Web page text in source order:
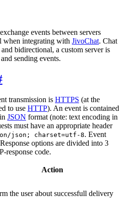
events between servers
when integrating with JivoChat. Chat
bidirectional, a custom server is
sending events.
transmission is HTTPS (at the
to use HTTP). An event is contained
JSON format (note: text encoding in
must have an appropriate header
json; charset=utf-8. Event
options are divided into 3
response code.
Action
the user about successfull delivery